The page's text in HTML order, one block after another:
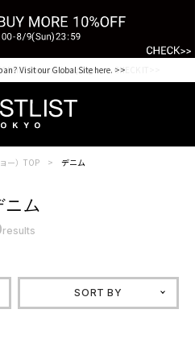
Visit our Global Site here. >>
Present Campaign CHECK IT>>
ー）TOP デニム
ニム
results
SORT BY